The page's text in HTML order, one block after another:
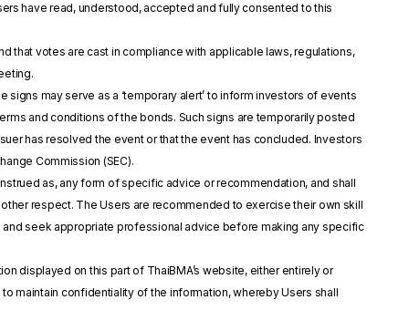
have read, understood, accepted and fully consented to this
that votes are cast in compliance with applicable laws, regulations,
may serve as a ‘temporary alert’ to inform investors of events
and conditions of the bonds. Such signs are temporarily posted
has resolved the event or that the event has concluded. Investors
Commission (SEC).
as, any form of specific advice or recommendation, and shall
respect. The Users are recommended to exercise their own skill
seek appropriate professional advice before making any specific
displayed on this part of ThaiBMA’s website, either entirely or
maintain confidentiality of the information, whereby Users shall